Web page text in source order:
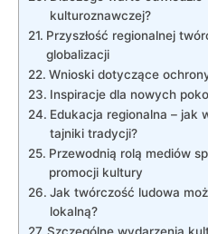
kulturoznawczej?
Przyszłość regionalnej
globalizacji
Wnioski dotyczące
Inspiracje dla nowych
Edukacja regionalna – jak
tajniki tradycji?
Przewodnią rolą mediów
promocji kultury
Jak twórczość ludowa
lokalną?